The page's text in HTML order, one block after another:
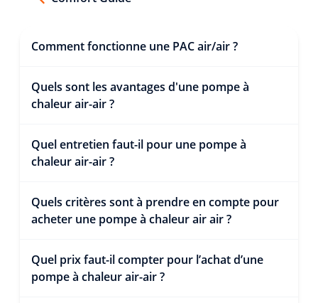
Comment fonctionne une PAC air/air ?
Quels sont les avantages d'une pompe à
chaleur air-air ?
Quel entretien faut-il pour une pompe à
chaleur air-air ?
Quels critères sont à prendre en compte pour
acheter une pompe à chaleur air air ?
Quel prix faut-il compter pour l’achat d’une
pompe à chaleur air-air ?